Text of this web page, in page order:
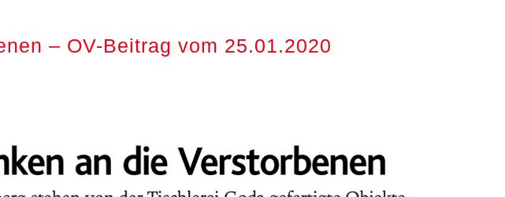
– OV-Beitrag vom 25.01.2020